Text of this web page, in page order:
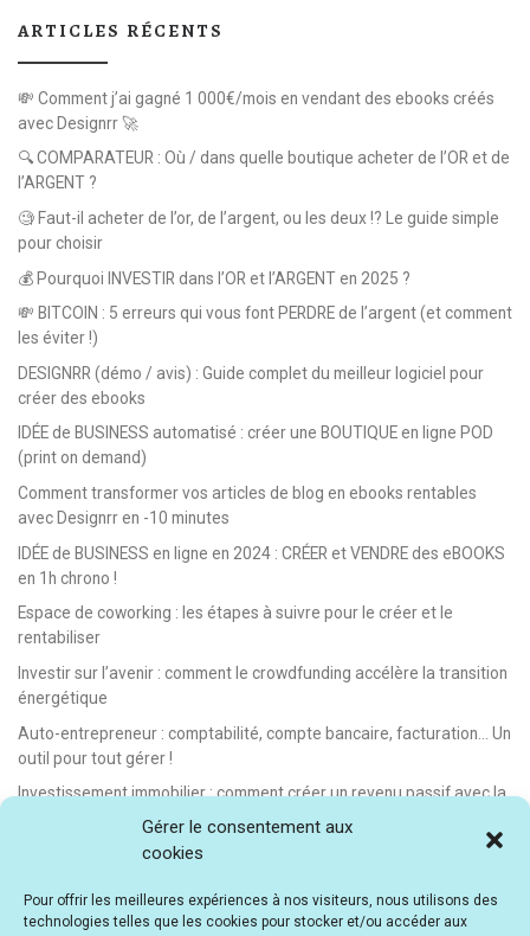
Gérer le consentement aux
cookies
Pour offrir les meilleures expériences à nos visiteurs, nous utilisons des
technologies telles que les cookies pour stocker et/ou accéder aux
ARTICLES RÉCENTS
💸 Comment j’ai gagné 1 000€/mois en vendant des ebooks créés
avec Designrr 🚀
🔍 COMPARATEUR : Où / dans quelle boutique acheter de l’OR et de
l’ARGENT ?
🧐 Faut-il acheter de l’or, de l’argent, ou les deux !? Le guide simple
pour choisir
💰 Pourquoi INVESTIR dans l’OR et l’ARGENT en 2025 ?
💸 BITCOIN : 5 erreurs qui vous font PERDRE de l’argent (et comment
les éviter !)
DESIGNRR (démo / avis) : Guide complet du meilleur logiciel pour
créer des ebooks
IDÉE de BUSINESS automatisé : créer une BOUTIQUE en ligne POD
(print on demand)
Comment transformer vos articles de blog en ebooks rentables
avec Designrr en -10 minutes
IDÉE de BUSINESS en ligne en 2024 : CRÉER et VENDRE des eBOOKS
en 1h chrono !
Espace de coworking : les étapes à suivre pour le créer et le
rentabiliser
Investir sur l’avenir : comment le crowdfunding accélère la transition
énergétique
Auto-entrepreneur : comptabilité, compte bancaire, facturation… Un
outil pour tout gérer !
Investissement immobilier : comment créer un revenu passif avec la
location saisonnière
E-learning : les meilleurs LMS gratuits et payants pour créer et
Idée de business en ligne automatisé : vendre des formations en e-